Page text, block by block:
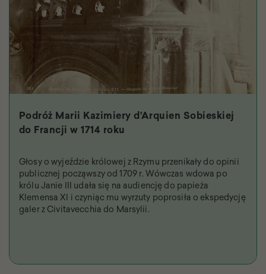
Podróż Marii Kazimiery d'Arquien Sobieskiej
do Francji w 1714 roku
Głosy o wyjeździe królowej z Rzymu przenikały do opinii
publicznej począwszy od 1709 r. Wówczas wdowa po
królu Janie III udała się na audiencję do papieża
Klemensa XI i czyniąc mu wyrzuty poprosiła o ekspedycję
galer z Civitavecchia do Marsylii.